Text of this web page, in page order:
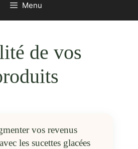
Menu
de vos
vos revenus
les sucettes glacées